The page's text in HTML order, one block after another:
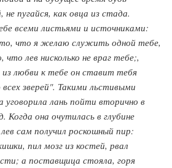
пугайся, как овца из стада.
всеми листьями и источниками:
то, что я желаю служить одной тебе,
что лев нисколько не враг тебе;,
любви к тебе он ставит тебя
зверей". Такими льстивыми
уговорила лань пойти вторично в
она очутилась в глубине
сам получил роскошный пир:
пил мозг из костей, рвал
а поставщица стояла, горя